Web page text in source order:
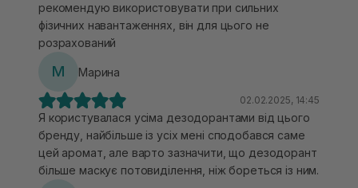
рекомендую використовувати при сильних
фізичних навантаженнях, він для цього не
розрахований
М Марина
02.02.2025, 14:45
Я користувалася усіма дезодорантами від цього
бренду, найбільше із усіх мені сподобався саме
цей аромат, але варто зазначити, що дезодорант
більше маскує потовиділення, ніж бореться із ним.